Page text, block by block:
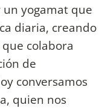
yogamat que
diaria, creando
colabora
de
conversamos
quien nos